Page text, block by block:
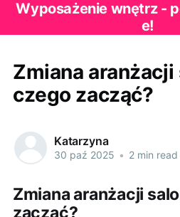
Wyposażenie wnętrz -
e!
Zmiana aranżacji
czego zacząć?
Katarzyna
30 paź 2025 • 2 min read
Zmiana aranżacji
zacząć?